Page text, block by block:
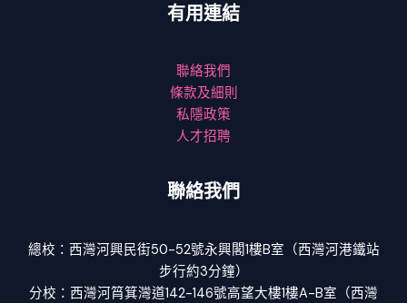
有用連結
聯絡我們
條款及細則
私隱政策
人才招聘
聯絡我們
總校：西灣河興民街50-52號永興閣1樓B室（西灣河港鐵站
步行約3分鐘）
分校：西灣河筲箕灣道142-146號高望大樓1樓A-B室（西灣